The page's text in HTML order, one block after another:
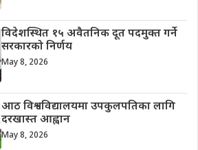
विदेशस्थित १५ अवैतनिक दूत पदमुक्त गर्ने
सरकारको निर्णय
May 8, 2026
आठ विश्वविद्यालयमा उपकुलपतिका लागि
दरखास्त आह्वान
May 8, 2026